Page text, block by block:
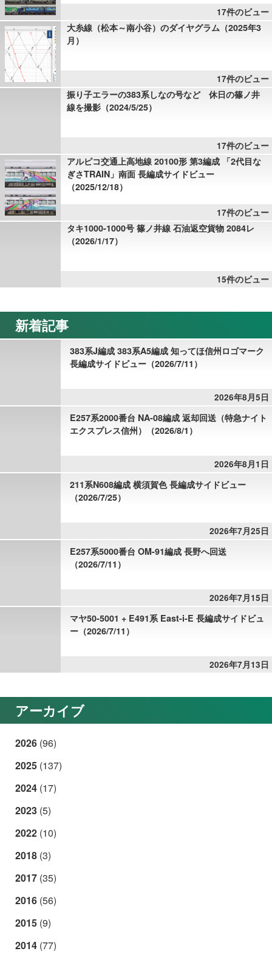
17件のビュー
大糸線（松本～南小谷）のダイヤグラム（2025年3
月）
17件のビュー
振り子エラーの383系しなの号など 休日の篠ノ井
線を撮影（2024/5/25）
17件のビュー
アルピコ交通上高地線 20100形 第3編成 「2代目な
ぎさTRAIN」南面 長編成サイドビュー
（2025/12/18）
17件のビュー
タキ1000-1000号 篠ノ井線 石油返空貨物 2084レ
（2026/1/17）
15件のビュー
新着記事
383系J編成 383系A5編成 知ってほ信州ロゴマーク
長編成サイドビュー（2026/7/11）
2026年8月5日
E257系2000番台 NA-08編成 返却回送（特急ナイト
エクスプレス信州）（2026/8/1）
2026年8月1日
211系N608編成 横須賀色 長編成サイドビュー
（2026/7/25）
2026年7月25日
E257系5000番台 OM-91編成 長野へ回送
（2026/7/11）
2026年7月15日
マヤ50-5001 + E491系 East-i-E 長編成サイドビュ
ー（2026/7/11）
2026年7月13日
アーカイブ
2026 (96)
2025 (137)
2024 (17)
2023 (5)
2022 (10)
2018 (3)
2017 (35)
2016 (56)
2015 (9)
2014 (77)